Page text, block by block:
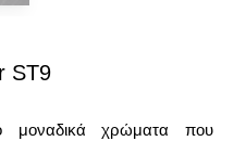
ST9
μοναδικά χρώματα που